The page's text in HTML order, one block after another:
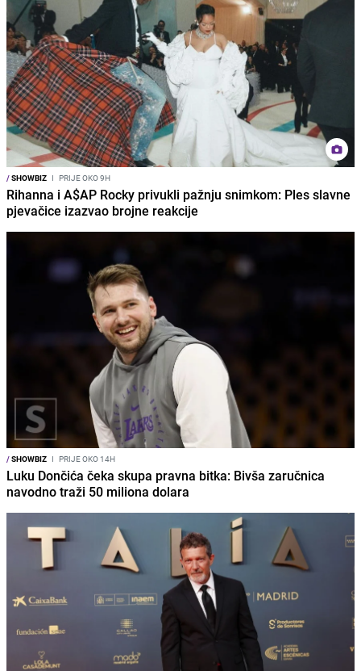
/SHOWBIZ I PRIJE OKO 9H
Rihanna i A$AP Rocky privukli pažnju snimkom: Ples slavne
pjevačice izazvao brojne reakcije
/SHOWBIZ I PRIJE OKO 14H
Luku Dončića čeka skupa pravna bitka: Bivša zaručnica
navodno traži 50 miliona dolara